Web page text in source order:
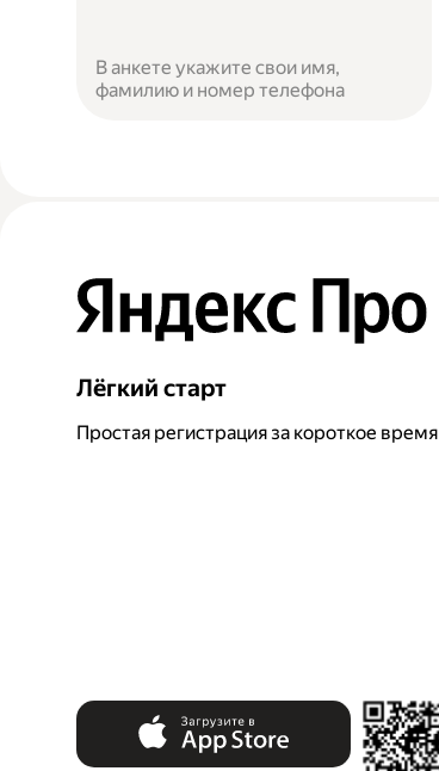
В анкете укажите свои имя,
фамилию и номер телефона
Лёгкий старт
Простая регистрация за короткое время